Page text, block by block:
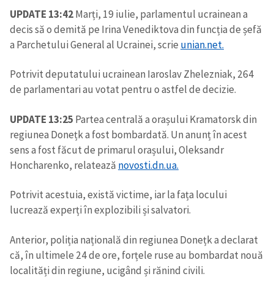
UPDATE 13:42Marți, 19 iulie, parlamentul ucrainean a
decis să o demită pe Irina Venediktova din funcția de șefă
a Parchetului General al Ucrainei, scrie unian.net.
Potrivit deputatului ucrainean Iaroslav Zhelezniak, 264
de parlamentari au votat pentru o astfel de decizie.
UPDATE 13:25 Partea centrală a orașului Kramatorsk din
regiunea Donețk a fost bombardată. Un anunț în acest
sens a fost făcut de primarul orașului, Oleksandr
Honcharenko, relatează novosti.dn.ua.
Potrivit acestuia, există victime, iar la fața locului
lucrează experți în explozibili și salvatori.
Anterior, poliția națională din regiunea Donețk a declarat
că, în ultimele 24 de ore, forțele ruse au bombardat nouă
localități din regiune, ucigând și rănind civili.